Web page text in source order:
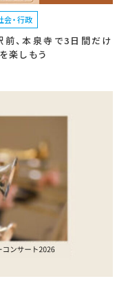
会・行政
前、本泉寺で3日間だけ
楽しもう